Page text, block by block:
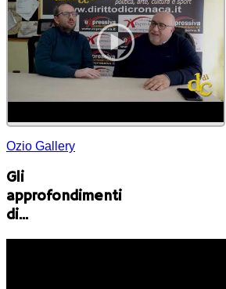
Ozio Gallery
Gli
approfondimenti
di...